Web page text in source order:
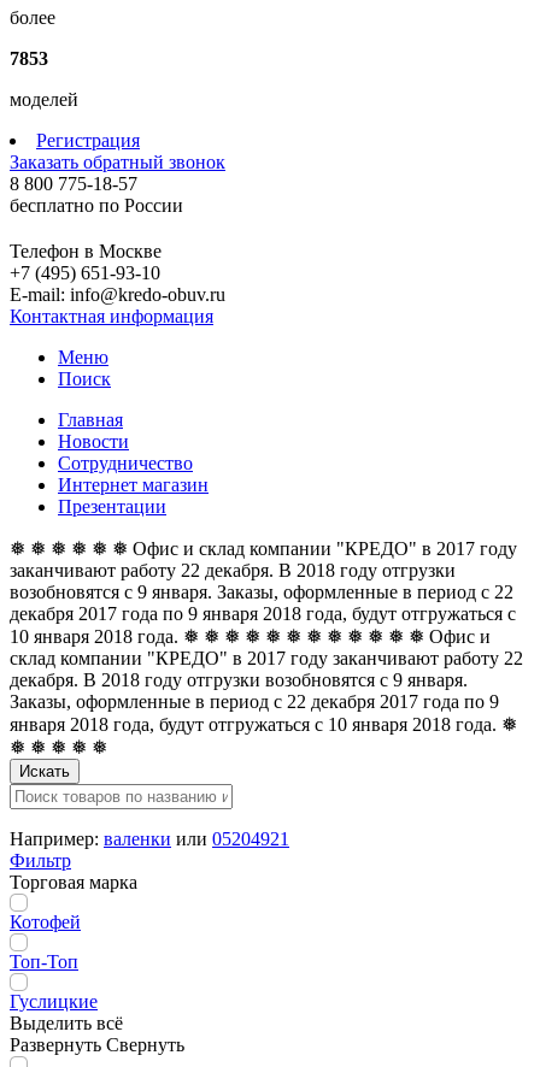
более
7853
моделей
Регистрация
Заказать обратный звонок
8 800 775-18-57
бесплатно по России
Телефон в Москве
+7 (495) 651-93-10
E-mail: info@kredo-obuv.ru
Контактная информация
Меню
Поиск
Главная
Новости
Сотрудничество
Интернет магазин
Презентации
❅ ❅ ❅ ❅ ❅ ❅ Офис и склад компании "КРЕДО" в 2017 году
заканчивают работу 22 декабря. В 2018 году отгрузки
возобновятся с 9 января. Заказы, оформленные в период с 22
декабря 2017 года по 9 января 2018 года, будут отгружаться с
10 января 2018 года. ❅ ❅ ❅ ❅ ❅ ❅ ❅ ❅ ❅ ❅ ❅ ❅ Офис и
склад компании "КРЕДО" в 2017 году заканчивают работу 22
декабря. В 2018 году отгрузки возобновятся с 9 января.
Заказы, оформленные в период с 22 декабря 2017 года по 9
января 2018 года, будут отгружаться с 10 января 2018 года. ❅
❅ ❅ ❅ ❅ ❅
Искать
Например: валенки или 05204921
Фильтр
Торговая марка
Котофей
Топ-Топ
Гуслицкие
Выделить всё
Развернуть Свернуть